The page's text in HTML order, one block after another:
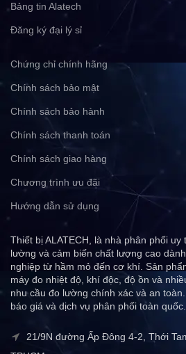
Bảng tin Alatech
Đăng ký đại lý sỉ
Chứng chỉ chính hãng
Chính sách bảo mật
Chính sách bảo hành
Chính sách thanh toán
Chính sách giao hàng
Chương trình ưu đãi
Hướng dẫn sử dụng
Thiết bị ALATECH, là nhà phân phối
lường và cảm biến chất lượng cao
nghiệp từ hầm mỏ đến cơ khí. Sản
máy đo nhiệt độ, khí độc, độ ồn và
nhu cầu đo lường chính xác và an
báo giá và dịch vụ phân phối toàn quốc..
21/9N đường Ấp Đông 4-2, Thới